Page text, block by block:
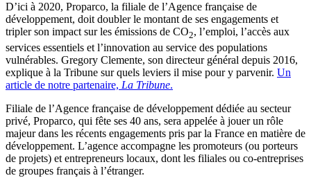
D’ici à 2020, Proparco, la filiale de l’Agence française de
développement, doit doubler le montant de ses engagements et
tripler son impact sur les émissions de CO2, l’emploi, l’accès aux
services essentiels et l’innovation au service des populations
vulnérables. Gregory Clemente, son directeur général depuis 2016,
explique à la Tribune sur quels leviers il mise pour y parvenir. Un
article de notre partenaire, La Tribune.
Filiale de l’Agence française de développement dédiée au secteur
privé, Proparco, qui fête ses 40 ans, sera appelée à jouer un rôle
majeur dans les récents engagements pris par la France en matière de
développement. L’agence accompagne les promoteurs (ou porteurs
de projets) et entrepreneurs locaux, dont les filiales ou co-entreprises
de groupes français à l’étranger.